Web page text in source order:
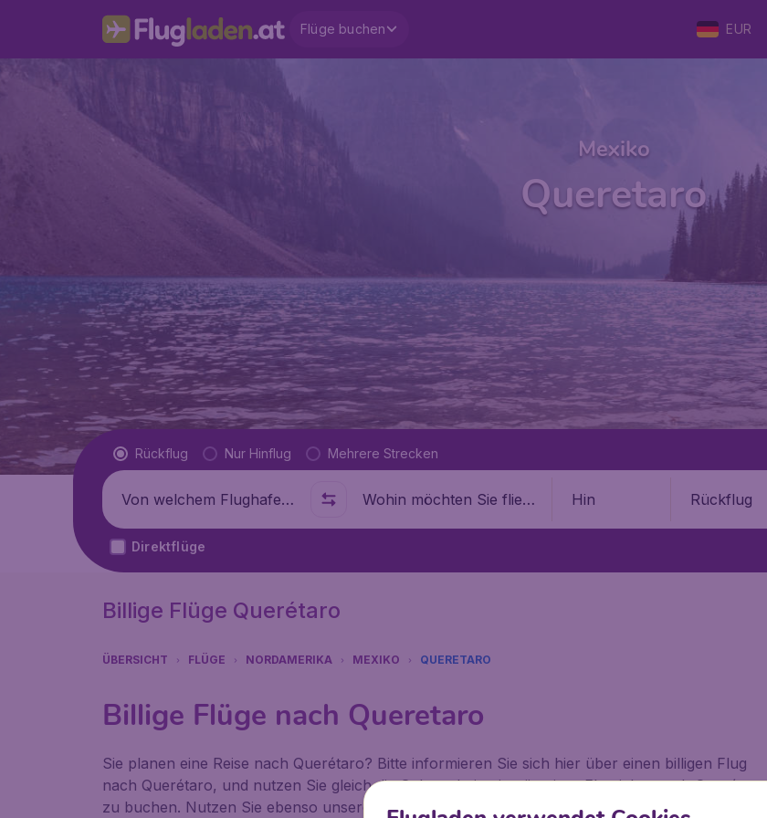
Flüge buchen EUR
Mexiko
Queretaro
Flugtyp
Rückflug Nur Hinflug Mehrere Strecken
Abflug von Wohin Hin Rückflug
Direktflüge
Billige Flüge Querétaro
ÜBERSICHT FLÜGE NORDAMERIKA MEXIKO QUERETARO
Billige Flüge nach Queretaro
Sie planen eine Reise nach Querétaro? Bitte informieren Sie sich hier über einen billigen Flug
nach Querétaro, und nutzen Sie gleich die Gelegenheit, ein günstiges Flugticket nach Querétaro
zu buchen. Nutzen Sie ebenso unsere attraktiven Angebote und die günstigen Preise der